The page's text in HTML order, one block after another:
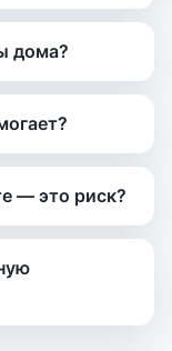
дома?
— это риск?